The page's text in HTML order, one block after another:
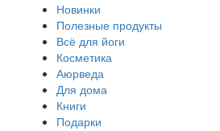
Новинки
Полезные продукты
Всё для йоги
Косметика
Аюрведа
Для дома
Книги
Подарки